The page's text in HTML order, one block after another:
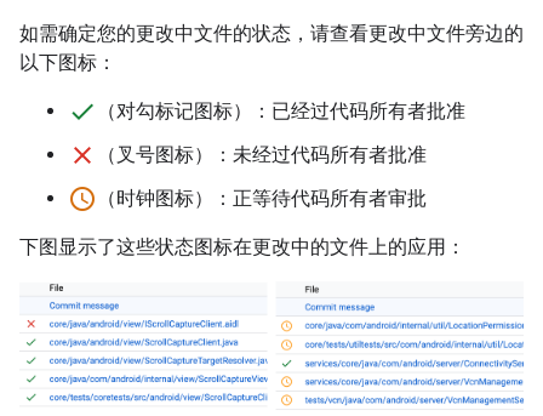
如需确定您的更改中文件的状态，请查看更改中文件旁边的
以下图标：
done （对勾标记图标）：已经过代码所有者批准
clear （叉号图标）：未经过代码所有者批准
access_time （时钟图标）：正等待代码所有者审批
下图显示了这些状态图标在更改中的文件上的应用：